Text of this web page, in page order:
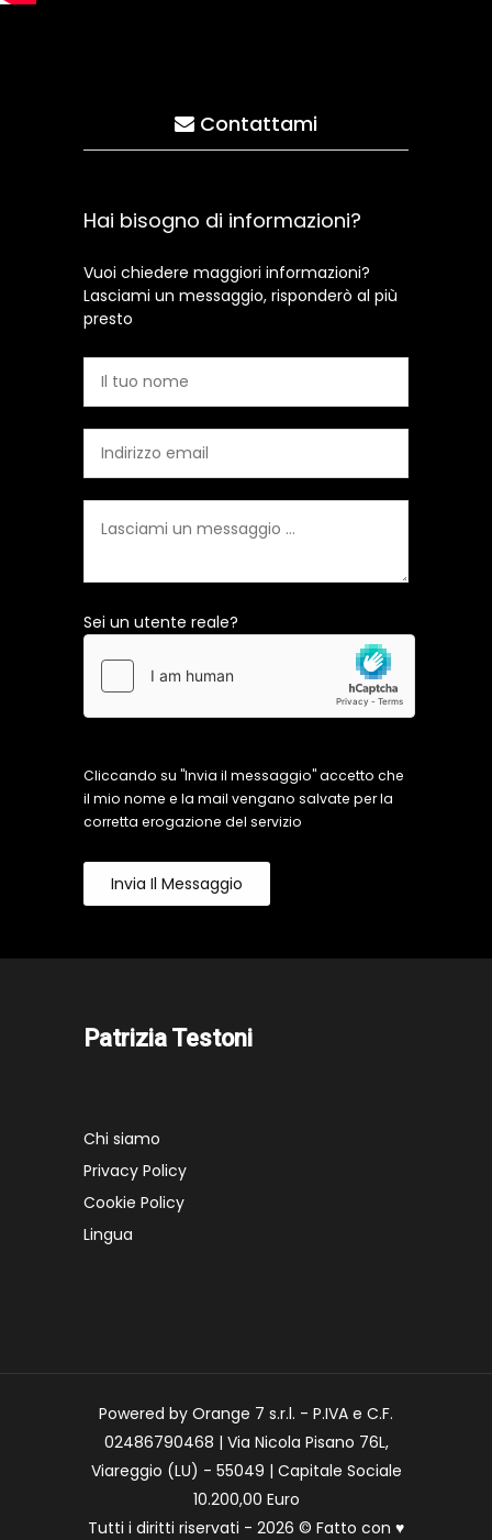
Contattami
Hai bisogno di informazioni?
Vuoi chiedere maggiori informazioni?
Lasciami un messaggio, risponderò al più
presto
Sei un utente reale?
Cliccando su "Invia il messaggio" accetto che
il mio nome e la mail vengano salvate per la
corretta erogazione del servizio
Invia Il Messaggio
Patrizia Testoni
Chi siamo
Privacy Policy
Cookie Policy
Lingua
Powered by Orange 7 s.r.l. - P.IVA e C.F.
02486790468 | Via Nicola Pisano 76L,
Viareggio (LU) - 55049 | Capitale Sociale
10.200,00 Euro
Tutti i diritti riservati - 2026 © Fatto con ♥